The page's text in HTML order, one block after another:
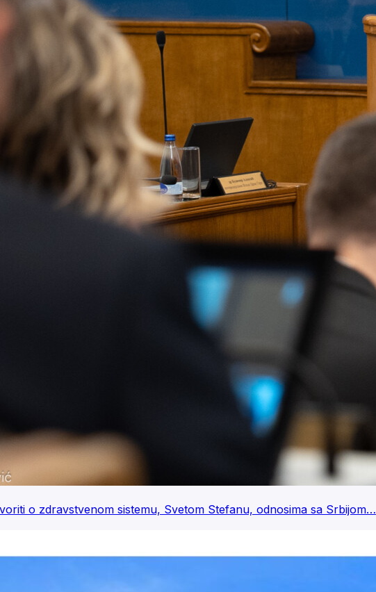
o zdravstvenom sistemu, Svetom Stefanu, odnosima sa Srbijom…